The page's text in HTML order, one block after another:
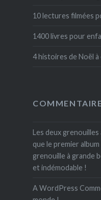
10 lectures filmées
1400 livres pour
4 histoires de Noël
Les deux
que le premier
grenouille à grande
et indémodable !
A WordPress